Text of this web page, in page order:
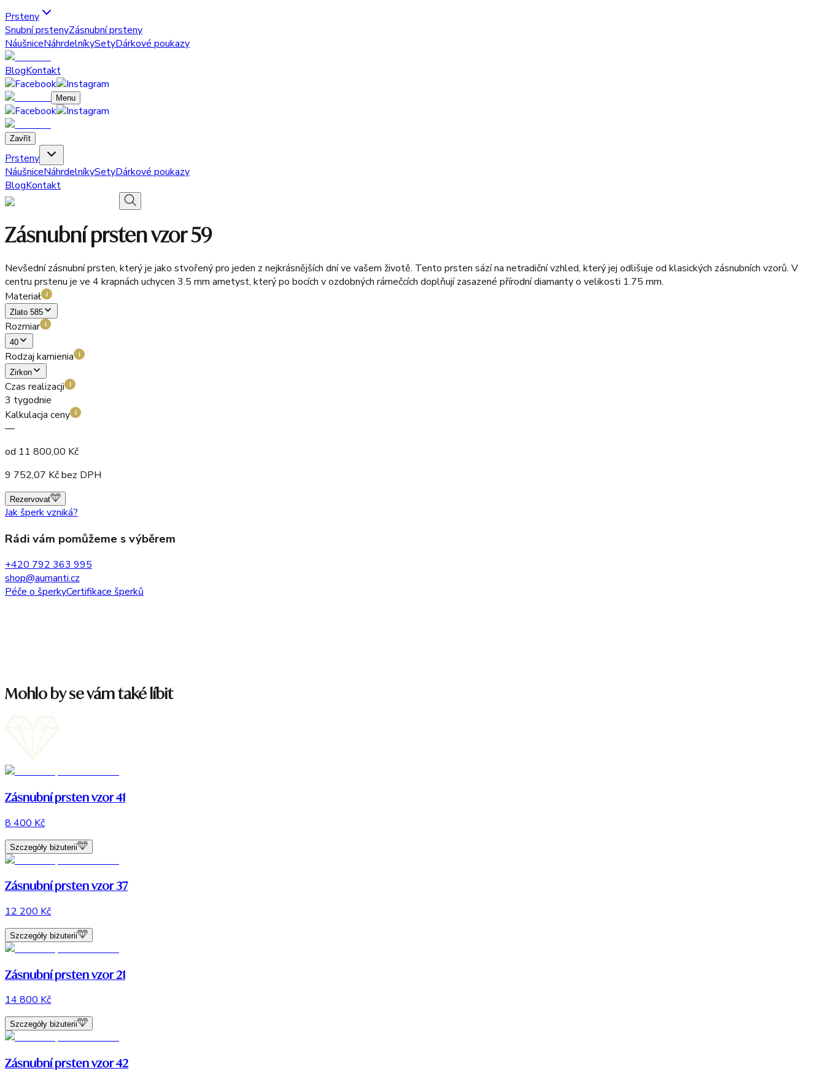
Prsteny
Snubní prstenyZásnubní prsteny
NáušniceNáhrdelníkySetyDárkové poukazy
BlogKontakt
Menu
Zavřít
Prsteny
NáušniceNáhrdelníkySetyDárkové poukazy
BlogKontakt
Zásnubní prsten vzor 59
Nevšední zásnubní prsten, který je jako stvořený pro jeden z nejkrásnějších dní ve vašem životě. Tento prsten sází na netradiční vzhled, který jej odlišuje od klasických zásnubních vzorů. V
centru prstenu je ve 4 krapnách uchycen 3.5 mm ametyst, který po bocích v ozdobných rámečcích doplňují zasazené přírodní diamanty o velikosti 1.75 mm.
Materiał
i
Zlato 585
Rozmiar i
40
Rodzaj kamienia i
Zirkon
Czas realizacji i
3 tygodnie
Kalkulacja ceny
i
—
od 11 800,00 Kč
9 752,07 Kč bez DPH
Rezervovat
Jak šperk vzniká?
Rádi vám pomůžeme s výběrem
+420 792 363 995
shop@aumanti.cz
Péče o šperkyCertifikace šperků
Mohlo by se vám také líbit
Zásnubní prsten vzor 41
8 400 Kč
Szczegóły biżuterii
Zásnubní prsten vzor 37
12 200 Kč
Szczegóły biżuterii
Zásnubní prsten vzor 21
14 800 Kč
Szczegóły biżuterii
Zásnubní prsten vzor 42